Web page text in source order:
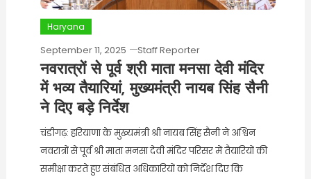
Haryana
September 11, 2025 Staff Reporter
नवरात्रों से पूर्व श्री माता मनसा देवी मंदिर
में भव्य तैयारियां, मुख्यमंत्री नायब सिंह सैनी
ने दिए बड़े निर्देश
चंडीगढ़: हरियाणा के मुख्यमंत्री श्री नायब सिंह सैनी ने अश्विन
नवरात्रों से पूर्व श्री माता मनसा देवी मंदिर परिसर में तैयारियों की
समीक्षा करते हुए संबंधित अधिकारियों को निर्देश दिए कि